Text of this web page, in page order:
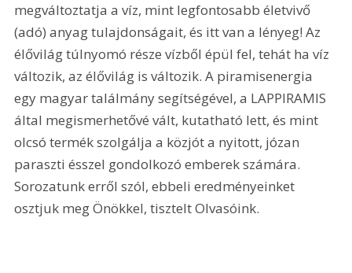
megváltoztatja a víz, mint legfontosabb életvivő
(adó) anyag tulajdonságait, és itt van a lényeg! Az
élővilág túlnyomó része vízből épül fel, tehát ha víz
változik, az élővilág is változik. A piramisenergia
egy magyar találmány segítségével, a LAPPIRAMIS
által megismerhetővé vált, kutatható lett, és mint
olcsó termék szolgálja a közjót a nyitott, józan
paraszti ésszel gondolkozó emberek számára.
Sorozatunk erről szól, ebbeli eredményeinket
osztjuk meg Önökkel, tisztelt Olvasóink.